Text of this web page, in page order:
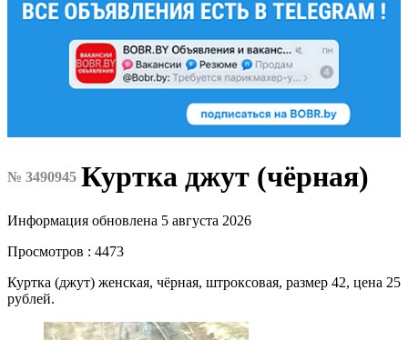
№ 3490945 Куртка джут (чёрная)
Информация обновлена 5 августа 2026
Просмотров : 4473
Куртка (джут) женская, чёрная, штроксовая, размер 42, цена 25
рублей.